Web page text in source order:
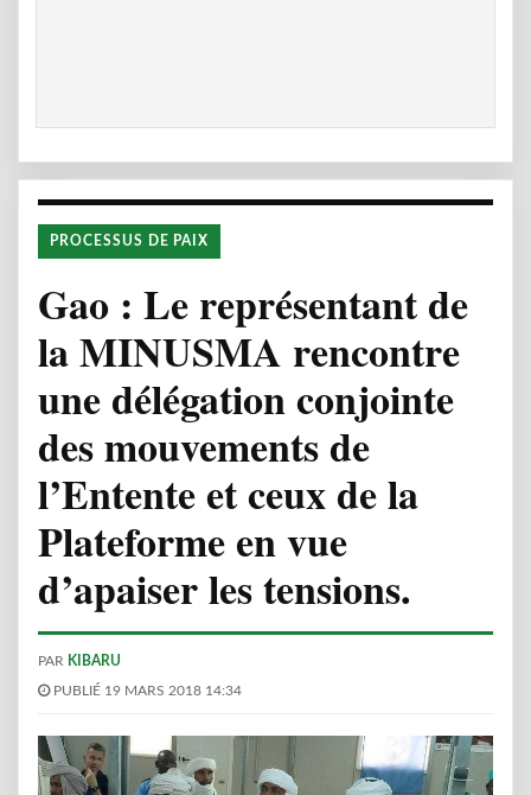
PROCESSUS DE PAIX
Gao : Le représentant de
la MINUSMA rencontre
une délégation conjointe
des mouvements de
l’Entente et ceux de la
Plateforme en vue
d’apaiser les tensions.
PAR KIBARU
PUBLIÉ 19 MARS 2018 14:34